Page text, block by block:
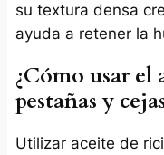
su textura densa
ayuda a retener la
¿Cómo usar el
pestañas y
Utilizar aceite de